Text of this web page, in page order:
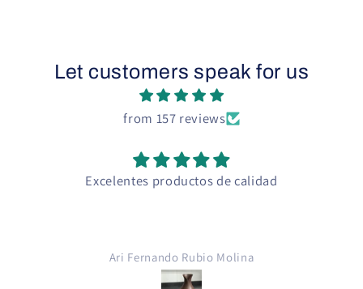
Let customers speak for us
from 157 reviews
Excelentes productos de calidad
Ari Fernando Rubio Molina